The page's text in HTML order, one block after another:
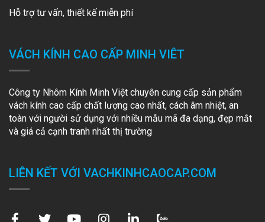
Hỗ trợ tư vấn, thiết kế miễn phí
VÁCH KÍNH CAO CẤP MINH VIÊT
Công ty Nhôm Kính Minh Việt chuyên cung cấp sản phẩm
vách kính cao cấp chất lượng cao nhất, cách âm nhiệt, an
toàn với người sử dụng với nhiều mẫu mã đa dạng, đẹp mắt
và giá cả cạnh tranh nhất thị trường
LIÊN KẾT VỚI VACHKINHCAOCAP.COM